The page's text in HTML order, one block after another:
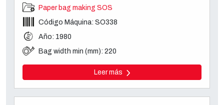
Paper bag making SOS
Código Máquina: SO338
Año: 1980
Bag width min (mm): 220
Leer más